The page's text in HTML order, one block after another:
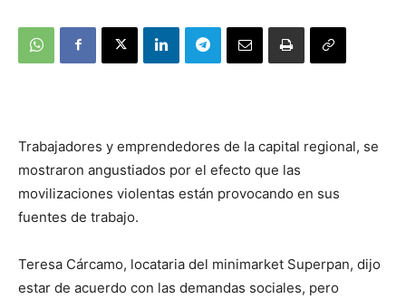
Trabajadores y emprendedores de la capital regional, se
mostraron angustiados por el efecto que las
movilizaciones violentas están provocando en sus
fuentes de trabajo.
Teresa Cárcamo, locataria del minimarket Superpan, dijo
estar de acuerdo con las demandas sociales, pero